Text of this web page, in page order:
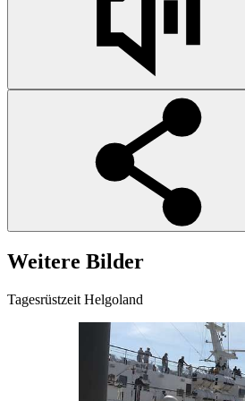
Weitere Bilder
Tagesrüstzeit Helgoland